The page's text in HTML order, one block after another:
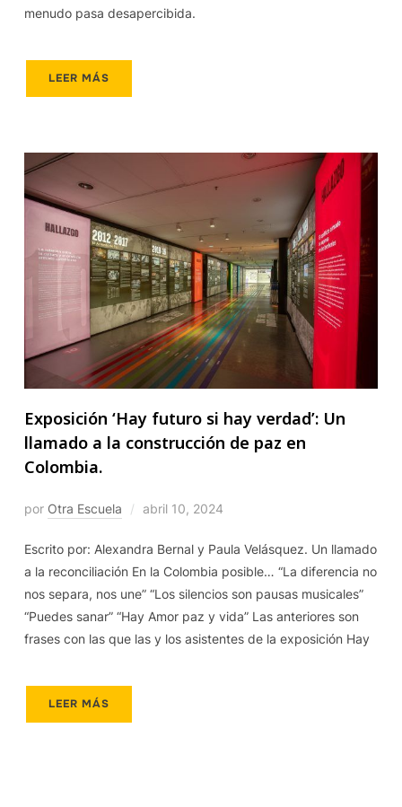
menudo pasa desapercibida.
LEER MÁS
Exposición ‘Hay futuro si hay verdad’: Un
llamado a la construcción de paz en
Colombia.
por Otra Escuela abril 10, 2024
Escrito por: Alexandra Bernal y Paula Velásquez. Un llamado
a la reconciliación En la Colombia posible… “La diferencia no
nos separa, nos une” “Los silencios son pausas musicales”
“Puedes sanar” “Hay Amor paz y vida” Las anteriores son
frases con las que las y los asistentes de la exposición Hay
LEER MÁS